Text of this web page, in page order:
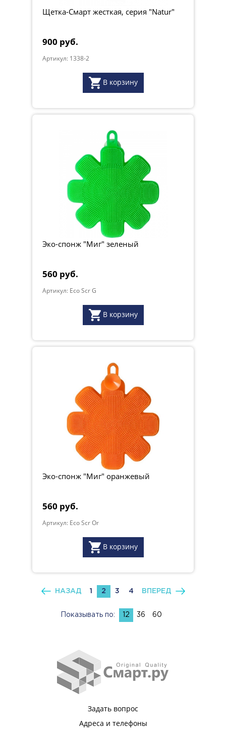
Щетка-Смарт жесткая, серия "Natur"
900 руб.
Артикул: 1338-2
В корзину
Эко-спонж "Миг" зеленый
560 руб.
Артикул: Eco Scr G
В корзину
Эко-спонж "Миг" оранжевый
560 руб.
Артикул: Eco Scr Or
В корзину
НАЗАД 1 2 3 4 ВПЕРЕД
Показывать по: 12 36 60
Задать вопрос
Адреса и телефоны